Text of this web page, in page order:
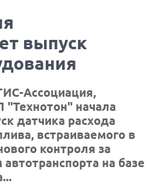
выпуск
Ассоциация,
"Технотон" начала
датчика расхода
встраиваемого в
контроля за
на базе